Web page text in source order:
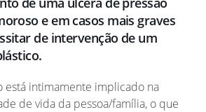
e em casos mais graves
de intervenção de um
está intimamente implicado na
de vida da pessoa/família, o que